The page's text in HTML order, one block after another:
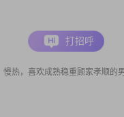
热，喜欢成熟稳重顾家孝顺的
打招呼